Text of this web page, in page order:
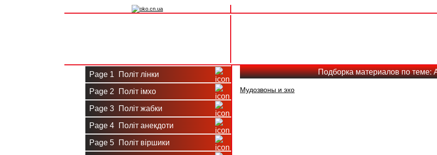
Page 1 Політ лінки
Page 2 Політ імхо
Page 3 Політ жабки
Page 4 Політ анекдоти
Page 5 Політ віршики
Подборка материалов по теме:
Мудозвоны и эхо